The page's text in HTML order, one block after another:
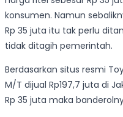
konsumen. Namun
Rp 35 juta itu tak perlu
tidak ditagih pemerintah.
Berdasarkan situs resmi
M/T dijual Rp197,7 juta di
Rp 35 juta maka